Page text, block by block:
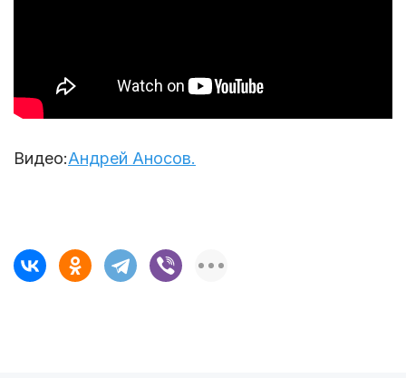
Видео:Андрей Аносов.